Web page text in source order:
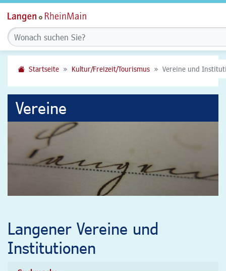
Startseite Kultur/Freizeit/Tourismus Vereine und
Vereine
Langener Vereine und
Institutionen